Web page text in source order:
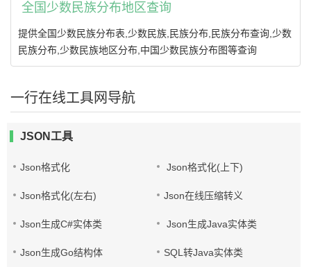
全国少数民族分布地区查询
提供全国少数民族分布表,少数民族,民族分布,民族分布查询,少数
民族分布,少数民族地区分布,中国少数民族分布图等查询
一行在线工具网导航
JSON工具
Json格式化 Json格式化(上下)
Json格式化(左右) Json在线压缩转义
Json生成C#实体类 Json生成Java实体类
Json生成Go结构体 SQL转Java实体类